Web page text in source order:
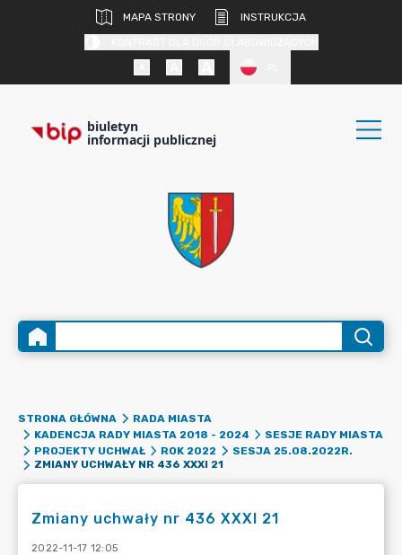
MAPA STRONY
INSTRUKCJA
biuletyn
informacji publicznej
STRONA GŁÓWNA
RADA MIASTA
KADENCJA RADY MIASTA 2018 - 2024
SESJE RADY MIASTA
PROJEKTY UCHWAŁ
ROK 2022
SESJA 25.08.2022R.
ZMIANY UCHWAŁY NR 436 XXXI 21
Zmiany uchwały nr 436 XXXI 21
2022-11-17 12:05